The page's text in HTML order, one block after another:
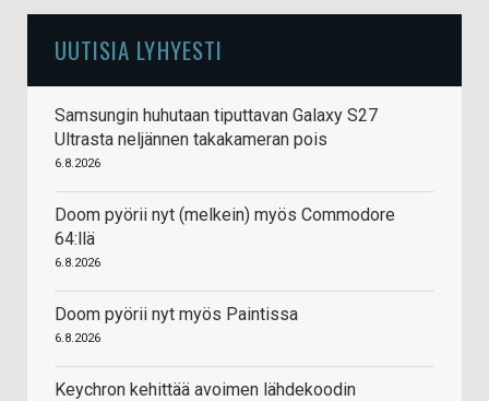
UUTISIA LYHYESTI
Samsungin huhutaan tiputtavan Galaxy S27
Ultrasta neljännen takakameran pois
6.8.2026
Doom pyörii nyt (melkein) myös Commodore
64:llä
6.8.2026
Doom pyörii nyt myös Paintissa
6.8.2026
Keychron kehittää avoimen lähdekoodin